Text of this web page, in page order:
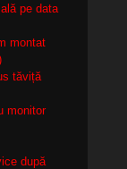
pe data
montat
tăviță
monitor
după